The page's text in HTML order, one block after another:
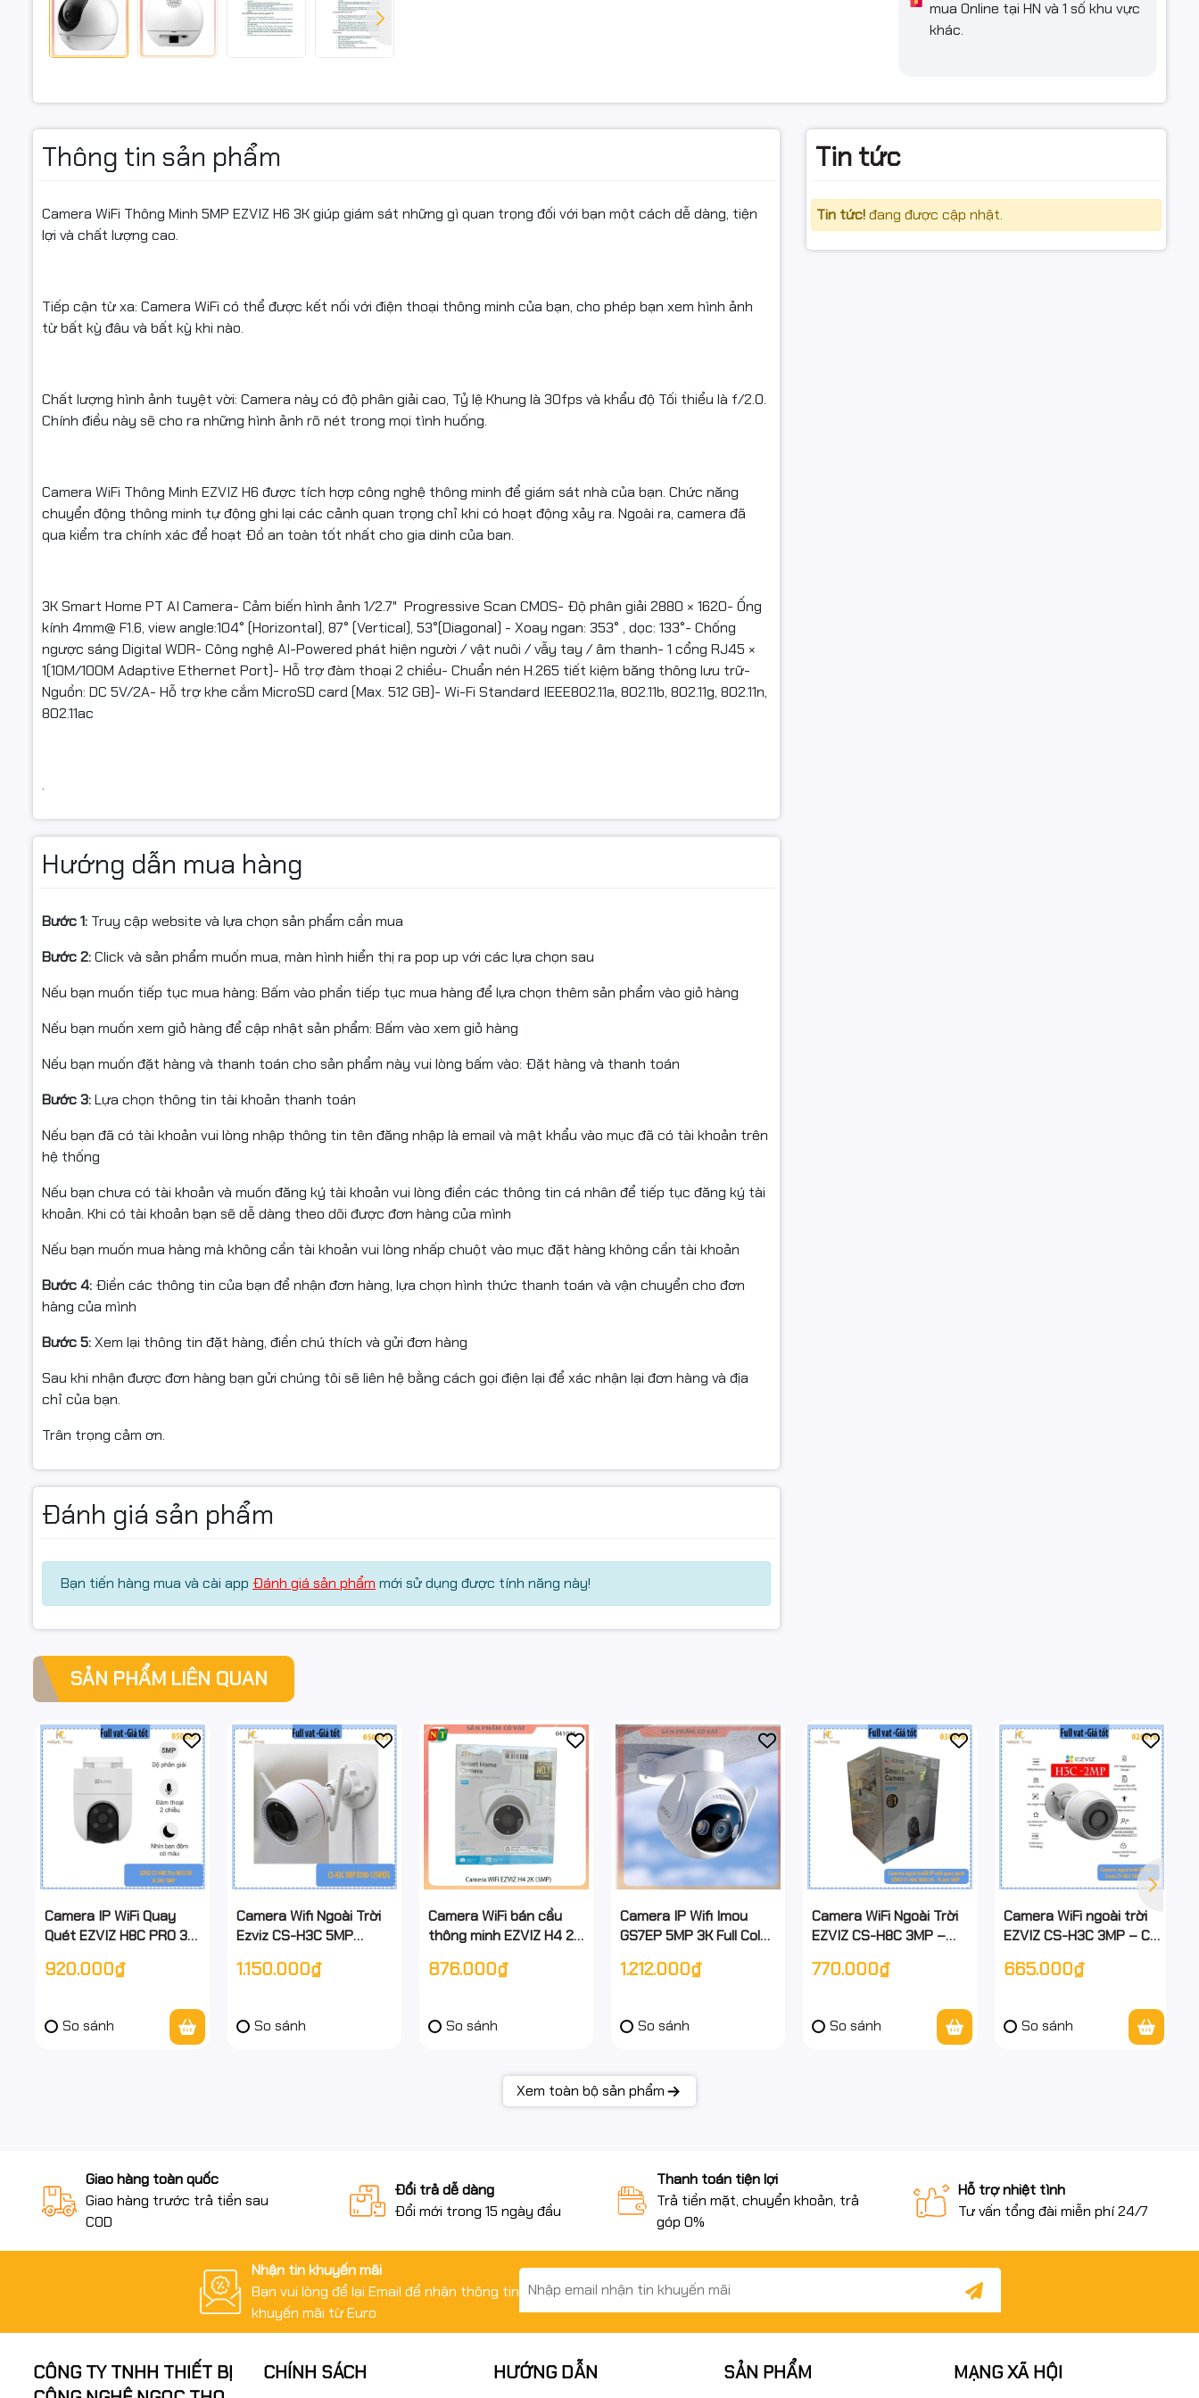
mua Online tại HN và 1 số khu vực
khác.
Thông tin sản phẩm
Camera WiFi Thông Minh 5MP EZVIZ H6 3K giúp giám sát những gì quan trọng đối với bạn một cách dễ dàng, tiện
lợi và chất lượng cao.
Tiếp cận từ xa: Camera WiFi có thể được kết nối với điện thoại thông minh của bạn, cho phép bạn xem hình ảnh
từ bất kỳ đâu và bất kỳ khi nào.
Chất lượng hình ảnh tuyệt vời: Camera này có độ phân giải cao, Tỷ lệ Khung là 30fps và khẩu độ Tối thiểu là f/2.0.
Chính điều này sẽ cho ra những hình ảnh rõ nét trong mọi tình huống.
Camera WiFi Thông Minh EZVIZ H6 được tích hợp công nghệ thông minh để giám sát nhà của bạn. Chức năng
chuyển động thông minh tự động ghi lại các cảnh quan trọng chỉ khi có hoạt động xảy ra. Ngoài ra, camera đã
qua kiểm tra chính xác để hoạt Đồ an toàn tốt nhất cho gia dinh của ban.
3K Smart Home PT AI Camera- Cảm biến hình ảnh 1/2.7" Progressive Scan CMOS- Độ phân giải 2880 × 1620- Ống
kính 4mm@ F1.6, view angle:104° (Horizontal), 87° (Vertical), 53°(Diagonal) - Xoay ngan: 353° , dọc: 133°- Chống
ngược sáng Digital WDR- Công nghệ AI-Powered phát hiện người / vật nuôi / vẫy tay / âm thanh- 1 cổng RJ45 ×
1(10M/100M Adaptive Ethernet Port)- Hỗ trợ đàm thoại 2 chiều- Chuẩn nén H.265 tiết kiệm băng thông lưu trữ-
Nguồn: DC 5V/2A- Hỗ trợ khe cắm MicroSD card (Max. 512 GB)- Wi-Fi Standard IEEE802.11a, 802.11b, 802.11g, 802.11n,
802.11ac
.
Hướng dẫn mua hàng
Bước 1: Truy cập website và lựa chọn sản phẩm cần mua
Bước 2:Click và sản phẩm muốn mua, màn hình hiển thị ra pop up với các lựa chọn sau
Nếu bạn muốn tiếp tục mua hàng: Bấm vào phần tiếp tục mua hàng để lựa chọn thêm sản phẩm vào giỏ hàng
Nếu bạn muốn xem giỏ hàng để cập nhật sản phẩm: Bấm vào xem giỏ hàng
Nếu bạn muốn đặt hàng và thanh toán cho sản phẩm này vui lòng bấm vào: Đặt hàng và thanh toán
Bước 3:Lựa chọn thông tin tài khoản thanh toán
Nếu bạn đã có tài khoản vui lòng nhập thông tin tên đăng nhập là email và mật khẩu vào mục đã có tài khoản trên
hệ thống
Nếu bạn chưa có tài khoản và muốn đăng ký tài khoản vui lòng điền các thông tin cá nhân để tiếp tục đăng ký tài
khoản. Khi có tài khoản bạn sẽ dễ dàng theo dõi được đơn hàng của mình
Nếu bạn muốn mua hàng mà không cần tài khoản vui lòng nhấp chuột vào mục đặt hàng không cần tài khoản
Bước 4: Điền các thông tin của bạn để nhận đơn hàng, lựa chọn hình thức thanh toán và vận chuyển cho đơn
hàng của mình
Bước 5:Xem lại thông tin đặt hàng, điền chú thích và gửi đơn hàng
Sau khi nhận được đơn hàng bạn gửi chúng tôi sẽ liên hệ bằng cách gọi điện lại để xác nhận lại đơn hàng và địa
chỉ của bạn.
Trân trọng cảm ơn.
Đánh giá sản phẩm
Bạn tiến hàng mua và cài app Đánh giá sản phẩm mới sử dụng được tính năng này!
Tin tức
Tin tức!đang được cập nhật.
SẢN PHẨM LIÊN QUAN
Camera IP WiFi Quay
Quét EZVIZ H8C PRO 3K
Đêm – Cảnh Báo Còi &
920.000₫
So sánh
Camera Wifi Ngoài Trời
Ezviz CS-H3C 5MP
Màu Ban Đêm, Đàm
1.150.000₫
So sánh
Camera WiFi bán cầu
thông minh EZVIZ H4 2K
hãng - Full vat
876.000₫
So sánh
Camera IP Wifi Imou
GS7EP 5MP 3K Full Color
báo động Đèn - hàng
1.212.000₫
So sánh
Camera WiFi Ngoài Trời
EZVIZ CS-H8C 3MP –
Màu Ban Đêm | Đàm
770.000₫
So sánh
Camera WiFi ngoài trời
EZVIZ CS-H3C 3MP – Có
động – Đàm thoại 2
665.000₫
So sánh
Xem toàn bộ sản phẩm
để hoạt Đồ an toàn tốt nhất cho gia dinh của ban.
Độ phân giải 2880 × 1620- Ống kính 4mm@ F1.6, view angle:104° (Horizontal), 87°
(Vertical), 53°(Diagonal) - Xoay ngan: 353° , dọc: 133°- Chống ngược sáng Digital
WDR- Công nghệ AI-Powered phát hiện người / vật nuôi / vẫy tay / âm thanh- 1
cổng RJ45 × 1(10M/100M Adaptive Ethernet Port)- Hỗ trợ đàm thoại 2 chiều- Chuẩn
card (Max. 512 GB)- Wi-Fi Standard IEEE802.11a, 802.11b, 802.11g, 802.11n, 802.11ac
Giao hàng toàn quốc
Giao hàng trước trả tiền sau
COD
Đổi trả dễ dàng
Đổi mới trong 15 ngày đầu
Thanh toán tiện lợi
Trả tiền mặt, chuyển khoản, trả
góp 0%
Hỗ trợ nhiệt tình
Tư vấn tổng đài miễn phí 24/7
Nhận tin khuyến mãi
Bạn vui lòng để lại Email để nhận thông tin
khuyến mãi từ Euro
CÔNG TY TNHH THIẾT BỊ
CHÍNH SÁCH HƯỚNG DẪN SẢN PHẨM MẠNG XÃ HỘI